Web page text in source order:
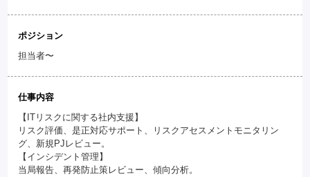
ポジション
担当者〜
仕事内容
【ITリスクに関する社内支援】
リスク評価、是正対応サポート、リスクアセスメントモニタリン
グ、新規PJレビュー。
【インシデント管理】
当局報告、再発防止策レビュー、傾向分析。